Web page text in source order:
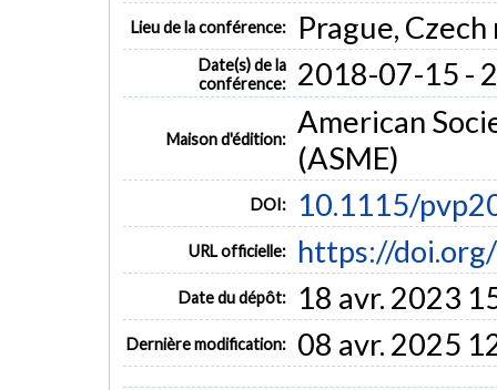
Lieu de la conférence: Prague,
Date(s) de la
conférence:
2018-07-15 -
Maison d'édition: American
(ASME)
DOI: 10.1115/
URL officielle: https://
Date du dépôt: 18 avr. 2023
Dernière modification: 08 avr. 2025